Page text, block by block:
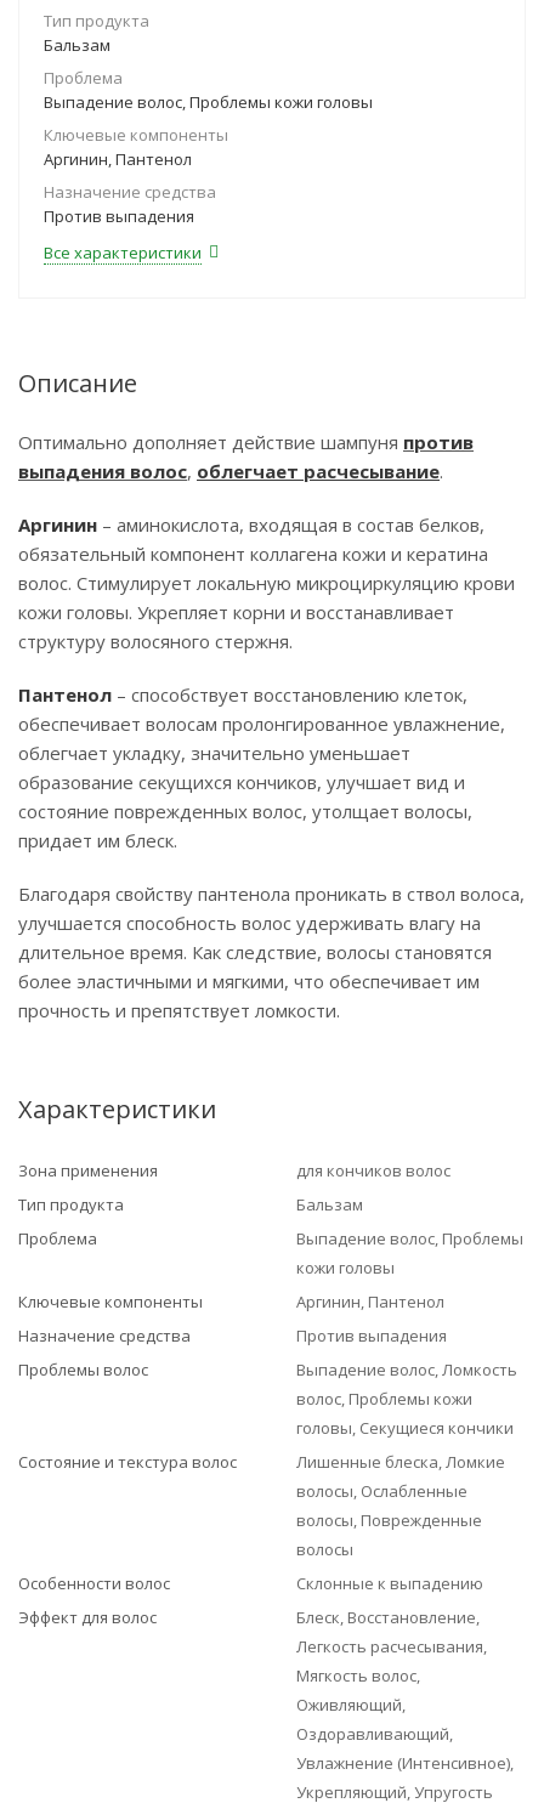
Тип продукта
Бальзам
Проблема
Выпадение волос, Проблемы кожи головы
Ключевые компоненты
Аргинин, Пантенол
Назначение средства
Против выпадения
Все характеристики
Описание
Оптимально дополняет действие шампуня против
выпадения волос, облегчает расчесывание.
Аргинин – аминокислота, входящая в состав белков,
обязательный компонент коллагена кожи и кератина
волос. Стимулирует локальную микроциркуляцию крови
кожи головы. Укрепляет корни и восстанавливает
структуру волосяного стержня.
Пантенол – способствует восстановлению клеток,
обеспечивает волосам пролонгированное увлажнение,
облегчает укладку, значительно уменьшает
образование секущихся кончиков, улучшает вид и
состояние поврежденных волос, утолщает волосы,
придает им блеск.
Благодаря свойству пантенола проникать в ствол волоса,
улучшается способность волос удерживать влагу на
длительное время. Как следствие, волосы становятся
более эластичными и мягкими, что обеспечивает им
прочность и препятствует ломкости.
Характеристики
Зона применения
для кончиков волос
Тип продукта
Бальзам
Проблема
Выпадение волос, Проблемы
кожи головы
Ключевые компоненты
Аргинин, Пантенол
Назначение средства
Против выпадения
Проблемы волос
Выпадение волос, Ломкость
волос, Проблемы кожи
головы, Секущиеся кончики
Состояние и текстура волос
Лишенные блеска, Ломкие
волосы, Ослабленные
волосы, Поврежденные
волосы
Особенности волос
Склонные к выпадению
Эффект для волос
Блеск, Восстановление,
Легкость расчесывания,
Мягкость волос,
Оживляющий,
Оздоравливающий,
Увлажнение (Интенсивное),
Укрепляющий, Упругость